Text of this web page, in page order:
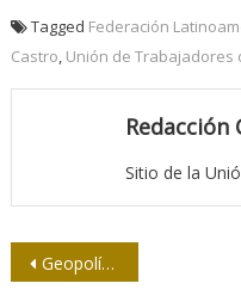
Tagged Federación
Castro Unión de Trabajadores
Sitio de la
Navegación
Geopolítica imperial: Intervenciones estadounidenses en Nuestra América en el siglo XXI